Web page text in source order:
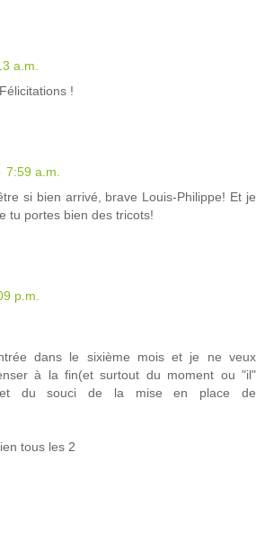
a.m.
!
7:59 a.m.
si bien arrivé, brave Louis-Philippe! Et je
tu portes bien des tricots!
p.m.
dans le sixième mois et je ne veux
à la fin(et surtout du moment ou "il"
du souci de la mise en place de
tous les 2